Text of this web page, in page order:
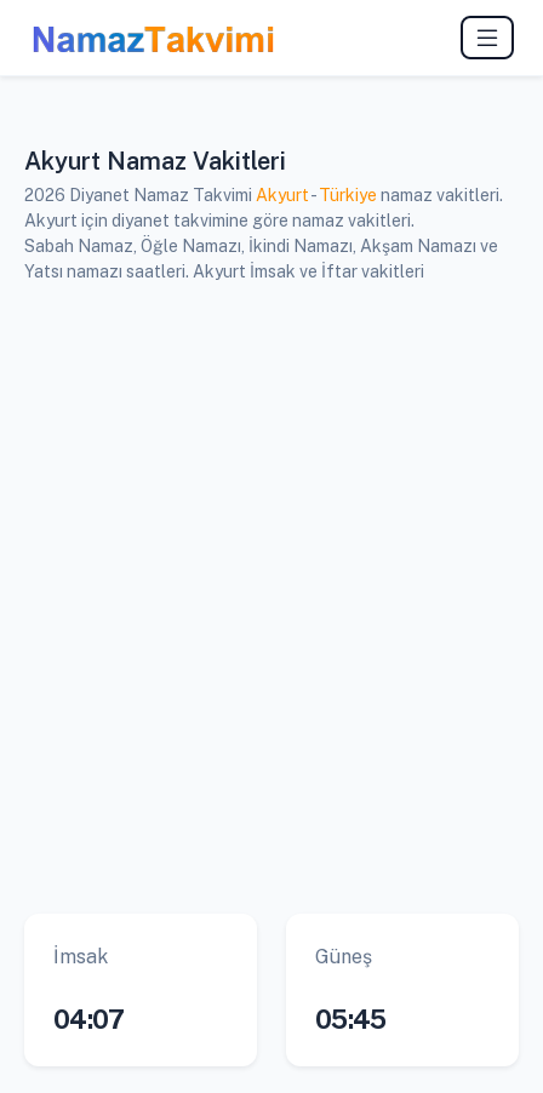
Akyurt Namaz Vakitleri
2026 Diyanet Namaz Takvimi Akyurt-Türkiye namaz vakitleri.
Akyurt için diyanet takvimine göre namaz vakitleri.
Sabah Namaz, Öğle Namazı, İkindi Namazı, Akşam Namazı ve
Yatsı namazı saatleri. Akyurt İmsak ve İftar vakitleri
İmsak
04:07
Güneş
05:45